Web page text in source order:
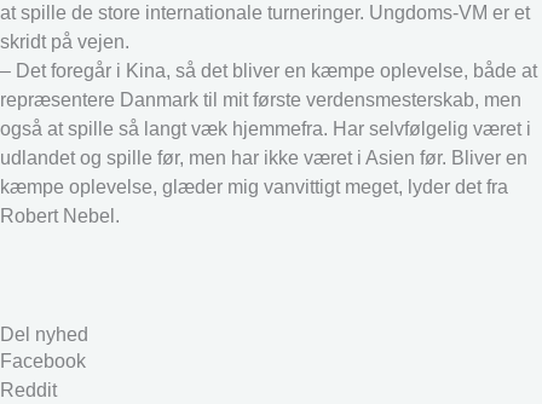
at spille de store internationale turneringer. Ungdoms-VM er et
skridt på vejen.
– Det foregår i Kina, så det bliver en kæmpe oplevelse, både at
repræsentere Danmark til mit første verdensmesterskab, men
også at spille så langt væk hjemmefra. Har selvfølgelig været i
udlandet og spille før, men har ikke været i Asien før. Bliver en
kæmpe oplevelse, glæder mig vanvittigt meget, lyder det fra
Robert Nebel.
Del nyhed
Facebook
Reddit